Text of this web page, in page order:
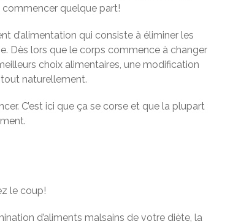
commencer quelque part!
d’alimentation qui consiste à éliminer les
Dès lors que le corps commence à changer
choix alimentaires, une modification
naturellement.
C’est ici que ça se corse et que la plupart
le coup!
d’aliments malsains de votre diète, la